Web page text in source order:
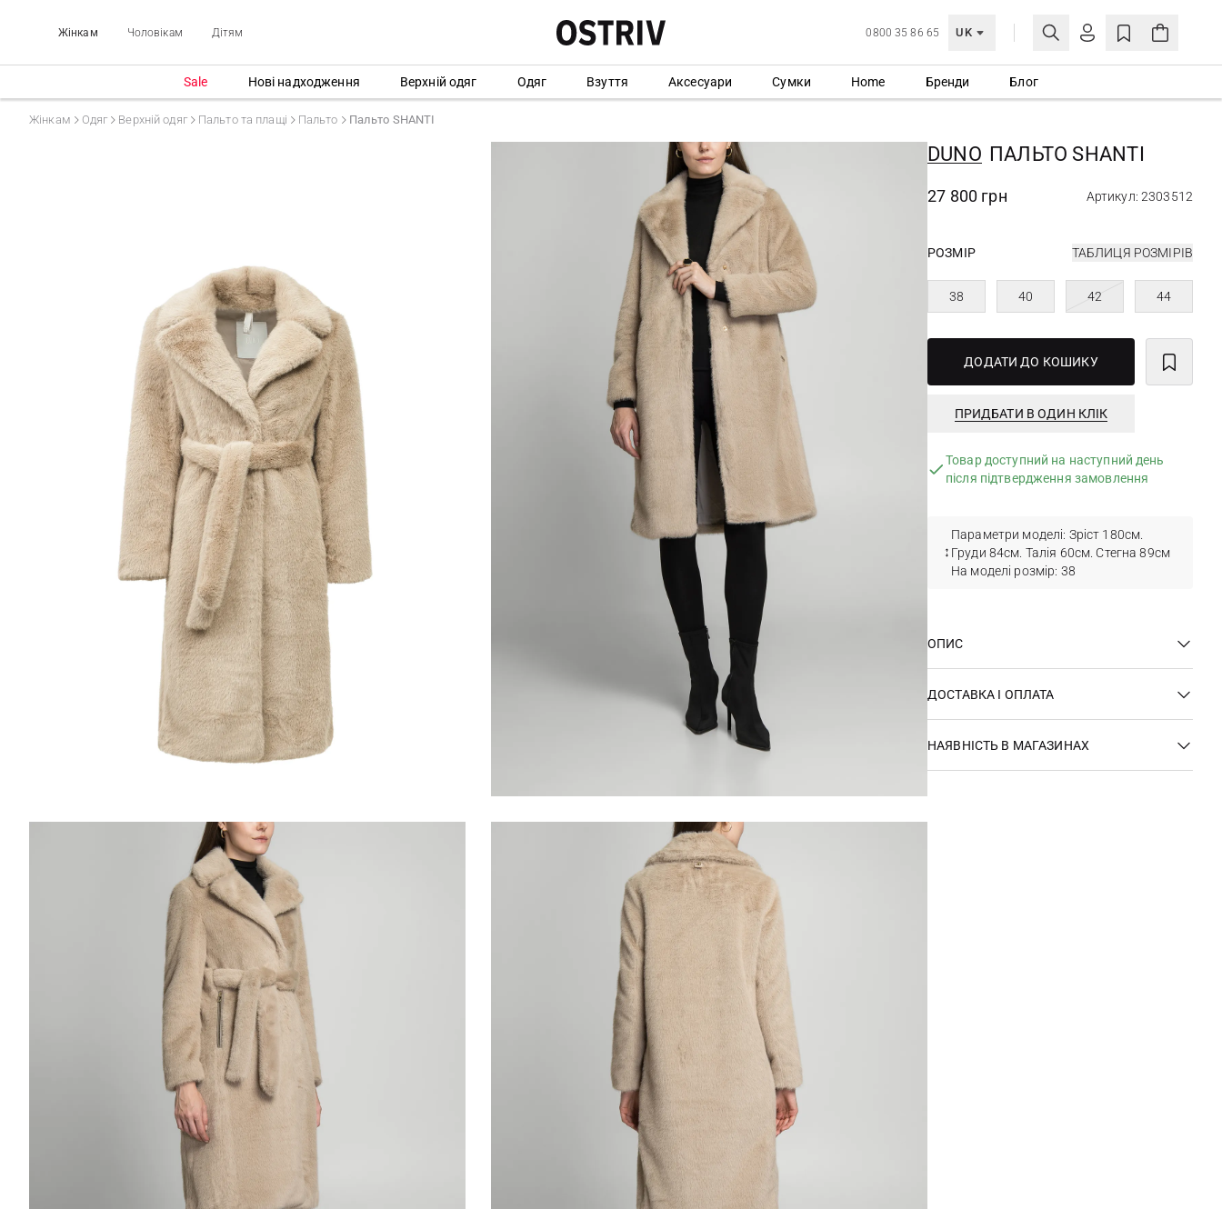
Жінкам Чоловікам Дітям 0800 35 86 65 UK
МОЯ ОБЛІКІВКА
СТВОРИТИ ОБЛІКІВКУ
Sale Нові надходження Верхній одяг Одяг Взуття Аксесуари Сумки Home Бренди Блог
Жінкам Одяг Верхній одяг Пальто та плащі Пальто Пальто SHANTI
DUNO ПАЛЬТО SHANTI
27 800 грн Артикул: 2303512
РОЗМІР ТАБЛИЦЯ РОЗМІРІВ
38 40 42 44
ДОДАТИ ДО КОШИКУ
ПРИДБАТИ В ОДИН КЛІК
Товар доступний на наступний день
після підтвердження замовлення
Параметри моделі: Зріст 180см.
Груди 84см. Талія 60см. Стегна 89см
На моделі розмір: 38
ОПИС
ДОСТАВКА І ОПЛАТА
НАЯВНІСТЬ В МАГАЗИНАХ